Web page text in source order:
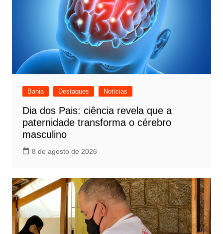
Bahia Destaques Notícias
Dia dos Pais: ciência revela que a
paternidade transforma o cérebro
masculino
8 de agosto de 2026